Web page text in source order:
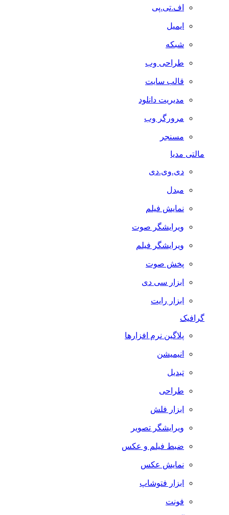
اف.تی.پی
ایمیل
شبکه
طراحی وب
قالب سایت
مدیریت دانلود
مرورگر وب
مسنجر
مالتی مدیا
دی.وی.دی
مبدل
نمایش فیلم
ویرایشگر صوت
ویرایشگر فیلم
پخش صوت
ابزار سی دی
ابزار رایت
گرافیک
پلاگین نرم افزارها
انیمیشن
تبدیل
طراحی
ابزار فلش
ویرایشگر تصویر
ضبط فيلم و عكس
نمایش عکس
ابزار فتوشاپ
فونت